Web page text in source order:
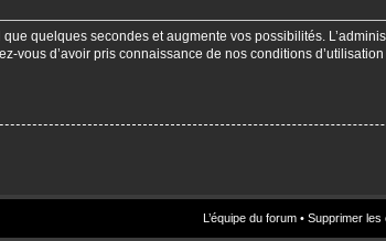
quelques secondes et augmente vos possibilités.
vous d’avoir pris connaissance de nos conditions
L’équipe du forum • Supprimer les